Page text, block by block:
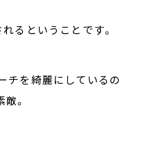
るということです。
チを綺麗にしているの
。